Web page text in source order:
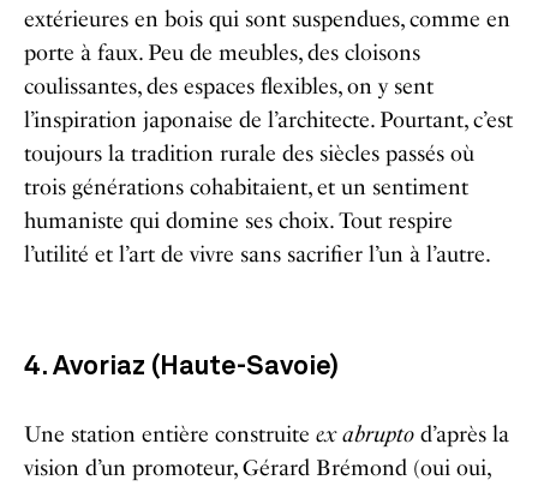
extérieures en bois qui sont suspendues, comme en
porte à faux. Peu de meubles, des cloisons
coulissantes, des espaces flexibles, on y sent
l’inspiration japonaise de l’architecte. Pourtant, c’est
toujours la tradition rurale des siècles passés où
trois générations cohabitaient, et un sentiment
humaniste qui domine ses choix. Tout respire
l’utilité et l’art de vivre sans sacrifier l’un à l’autre.
4. Avoriaz (Haute-Savoie)
Une station entière construite ex abrupto d’après la
vision d’un promoteur, Gérard Brémond (oui oui,